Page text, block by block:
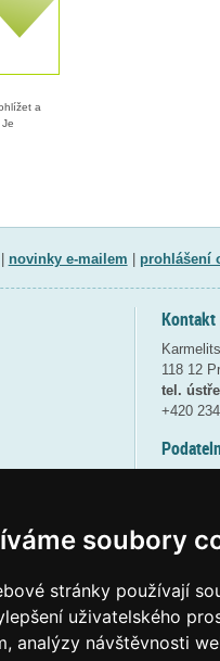
soubory
stránky používají
uživatelského
analýzy návštěvnosti
a
novinky e-mailem prohlášení
Kontakt
118 12
tel.
+420
(více